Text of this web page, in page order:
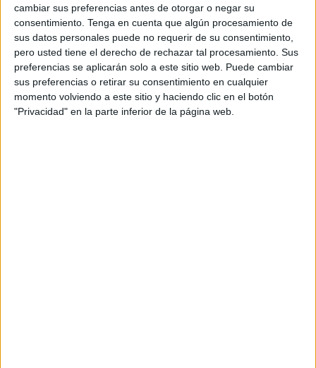
cambiar sus preferencias antes de otorgar o negar su
consentimiento. Tenga en cuenta que algún procesamiento de
sus datos personales puede no requerir de su consentimiento,
pero usted tiene el derecho de rechazar tal procesamiento. Sus
preferencias se aplicarán solo a este sitio web. Puede cambiar
sus preferencias o retirar su consentimiento en cualquier
momento volviendo a este sitio y haciendo clic en el botón
"Privacidad" en la parte inferior de la página web.
Recorrido y acto institucional en el
interior
Ambos responsables realizaron a continuación un
recorrido por lasnuevas instalaciones, el mismo que
utilizarán los pasajeros en las próximas semanas en su